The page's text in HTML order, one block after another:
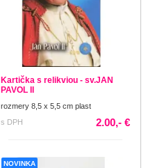
Kartička s relikviou - sv.JAN
PAVOL II
rozmery 8,5 x 5,5 cm plast
s DPH
2.00,- €
NOVINKA